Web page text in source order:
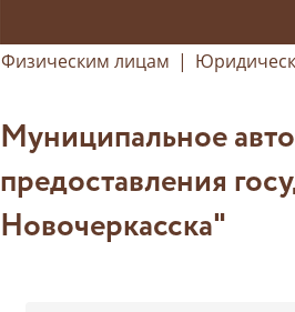
Физическим лицам |
Муниципальное
предоставления
Новочеркасска"